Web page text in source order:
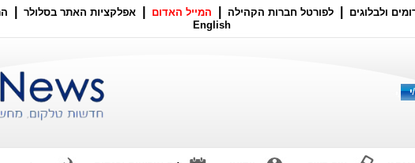
ולבלוגים לפורטל חברות הקהילה המייל האדום אפלקציות האתר בסלולר
English